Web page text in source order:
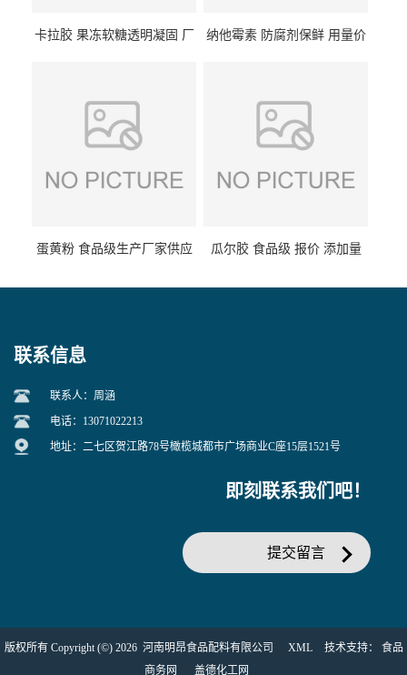
卡拉胶 果冻软糖透明凝固 厂
纳他霉素 防腐剂保鲜 用量价
蛋黄粉 食品级生产厂家供应 瓜尔胶 食品级 报价 添加量
联系信息
联系人：周涵
电话：13071022213
地址：二七区贺江路78号橄榄城都市广场商业C座15层1521号
即刻联系我们吧！
提交留言
版权所有 Copyright (©) 2026 河南明昂食品配料有限公司 XML 技术支持： 食品
商务网
盖德化工网